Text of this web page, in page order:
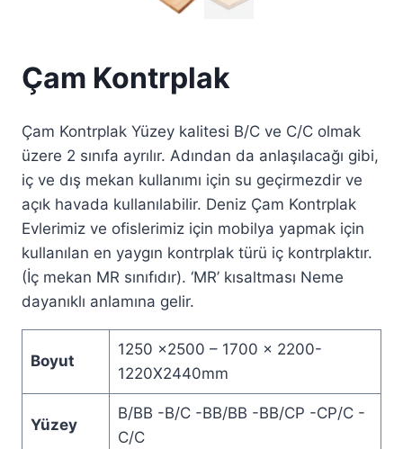
Çam Kontrplak
Çam Kontrplak Yüzey kalitesi B/C ve C/C olmak
üzere 2 sınıfa ayrılır. Adından da anlaşılacağı gibi,
iç ve dış mekan kullanımı için su geçirmezdir ve
açık havada kullanılabilir. Deniz Çam Kontrplak
Evlerimiz ve ofislerimiz için mobilya yapmak için
kullanılan en yaygın kontrplak türü iç kontrplaktır.
(İç mekan MR sınıfıdır). ‘MR’ kısaltması Neme
dayanıklı anlamına gelir.
Boyut
1250 x2500 – 1700 x 2200-
1220X2440mm
Yüzey
B/BB -B/C -BB/BB -BB/CP -CP/C -
C/C